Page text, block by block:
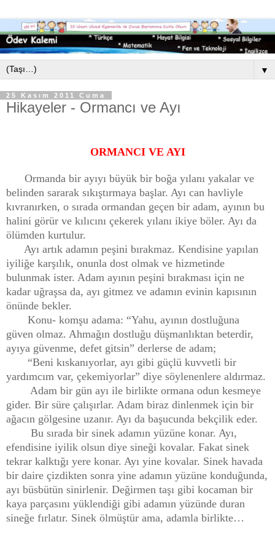
▼
25 Kasım 2011 Cuma
Hikayeler - Ormancı ve Ayı
ORMANCI VE AYI
Ormanda bir ayıyı büyük bir boğa yılanı yakalar ve
belinden sararak sıkıştırmaya başlar. Ayı can havliyle
kıvranırken, o sırada ormandan geçen bir adam, ayının bu
halini görür ve kılıcını çekerek yılanı ikiye böler. Ayı da
ölümden kurtulur.
Ayı artık adamın peşini bırakmaz. Kendisine yapılan
iyiliğe karşılık, onunla dost olmak ve hizmetinde
bulunmak ister. Adam ayının peşini bırakması için ne
kadar uğraşsa da, ayı gitmez ve adamın evinin kapısının
önünde bekler.
Konu- komşu adama: “Yahu, ayının dostluğuna
güven olmaz. Ahmağın dostluğu düşmanlıktan beterdir,
ayıya güvenme, defet gitsin” derlerse de adam;
“Beni kıskanıyorlar, ayı gibi güçlü kuvvetli bir
yardımcım var, çekemiyorlar” diye söylenenlere aldırmaz.
Adam bir gün ayı ile birlikte ormana odun kesmeye
gider. Bir süre çalışırlar. Adam biraz dinlenmek için bir
ağacın gölgesine uzanır. Ayı da başucunda bekçilik eder.
Bu sırada bir sinek adamın yüzüne konar. Ayı,
efendisine iyilik olsun diye sineği kovalar. Fakat sinek
tekrar kalktığı yere konar. Ayı yine kovalar. Sinek havada
bir daire çizdikten sonra yine adamın yüzüne konduğunda,
ayı büsbütün sinirlenir. Değirmen taşı gibi kocaman bir
kaya parçasını yüklendiği gibi adamın yüzünde duran
sineğe fırlatır. Sinek ölmüştür ama, adamla birlikte…